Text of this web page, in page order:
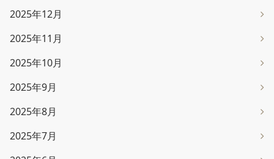
2025年12月
2025年11月
2025年10月
2025年9月
2025年8月
2025年7月